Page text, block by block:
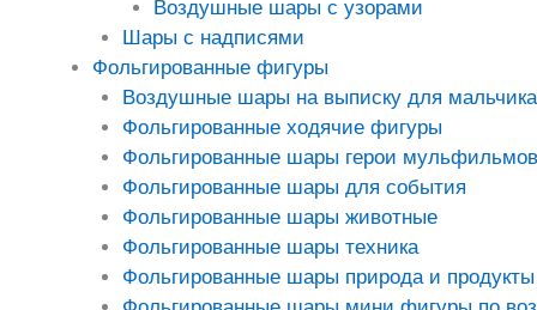
Воздушные шары с узорами
Шары с надписями
Фольгированные фигуры
Воздушные шары на выписку для мальчика
Фольгированные ходячие фигуры
Фольгированные шары герои мульфильмов
Фольгированные шары для события
Фольгированные шары животные
Фольгированные шары техника
Фольгированные шары природа и продукты